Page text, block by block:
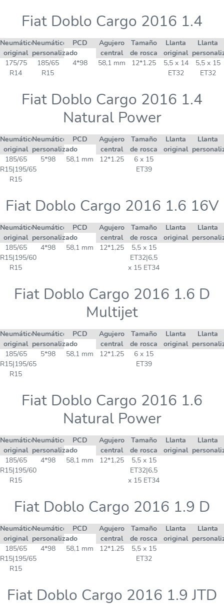
Fiat Doblo Cargo 2016 1.4
Neumático
original
Neumático
personalizado
PCD
Agujero
central
Tamaño
de rosca
Llanta
original
Llanta
175/75
R14
185/65
R15
4*98 58,1 mm 12*1.25
5,5 x 14
ET32
5,5 x 15
ET32
Fiat Doblo Cargo 2016 1.4
Natural Power
Neumático
original
Neumático
personalizado
PCD
Agujero
central
Tamaño
de rosca
Llanta
original
Llanta
185/65
R15|195/65
R15
5*98 58,1 mm 12*1.25
6 x 15
ET39
Fiat Doblo Cargo 2016 1.6 16V
Neumático
original
Neumático
personalizado
PCD
Agujero
central
Tamaño
de rosca
Llanta
original
Llanta
185/65
R15|195/60
R15
4*98 58,1 mm 12*1,25
5,5 x 15
ET32|6,5
x 15 ET34
Fiat Doblo Cargo 2016 1.6 D
Multijet
Neumático
original
Neumático
personalizado
PCD
Agujero
central
Tamaño
de rosca
Llanta
original
Llanta
185/65
R15|195/65
R15
5*98 58,1 mm 12*1.25
6 x 15
ET39
Fiat Doblo Cargo 2016 1.6
Natural Power
Neumático
original
Neumático
personalizado
PCD
Agujero
central
Tamaño
de rosca
Llanta
original
Llanta
185/65
R15|195/60
R15
4*98 58,1 mm 12*1,25
5,5 x 15
ET32|6,5
x 15 ET34
Fiat Doblo Cargo 2016 1.9 D
Neumático
original
Neumático
personalizado
PCD
Agujero
central
Tamaño
de rosca
Llanta
original
Llanta
185/65
R15|195/65
R15
4*98 58,1 mm 12*1.25
5,5 x 15
ET32
Fiat Doblo Cargo 2016 1.9 JTD